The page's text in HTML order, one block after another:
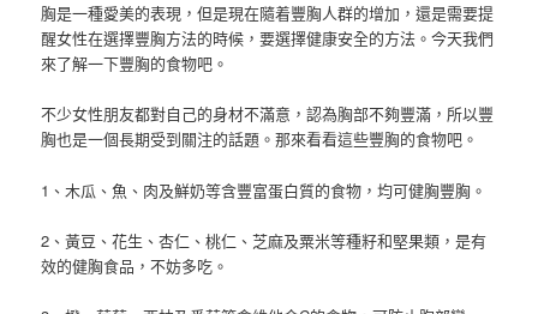
胸是一種愛美的表現，但是現在隨着豐胸人群的增加，還是需要提
醒女性在選擇豐胸方法的時候，要選擇健康安全的方法。今天我們
來了解一下豐胸的食物吧。
不少女性朋友都對自己的身材不滿意，認為胸部不夠豐滿，所以豐
胸也是一個長期受到關注的話題。那來看看這些豐胸的食物吧。
1、木瓜、魚、肉及鮮奶等含豐富蛋白質的食物，均可健胸豐胸。
2、黃豆、花生、杏仁、桃仁、芝麻及粟米等種籽和堅果類，是有
效的健胸食品，不妨多吃。